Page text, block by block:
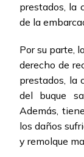
prestados, la
de la
Por su parte,
derecho de
prestados, la
del buque
Además,
los daños
y remolque